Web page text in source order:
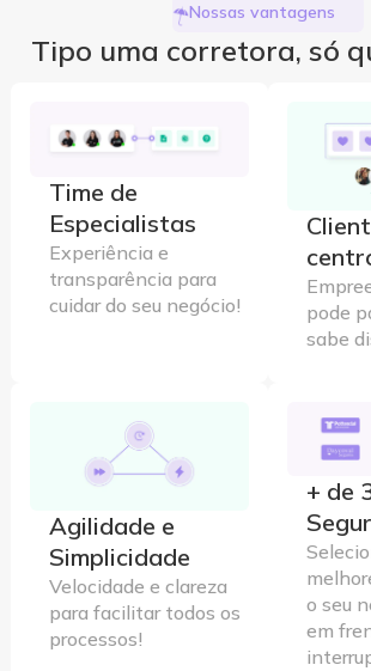
Nossas vantagens
Tipo uma corretora, só
Time de
Especialistas
Experiência e
transparência para
cuidar do seu negócio!
pode
sabe
Agilidade e
Simplicidade
Velocidade e clareza
para facilitar todos os
processos!
+ de
o seu
em